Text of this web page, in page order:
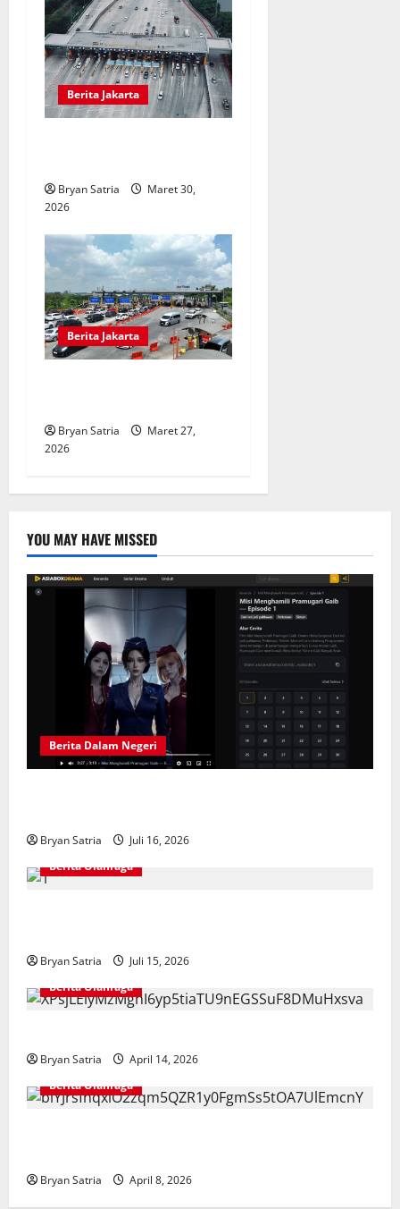
Berita Jakarta
Bryan Satria
Maret 30,
2026
Berita Jakarta
Bryan Satria
Maret 27,
2026
YOU MAY HAVE MISSED
Berita Dalam Negeri
Bryan Satria
Juli 16, 2026
Berita Olahraga
Bryan Satria
Juli 15, 2026
Berita Olahraga
Bryan Satria
April 14, 2026
Berita Olahraga
Bryan Satria April 8, 2026